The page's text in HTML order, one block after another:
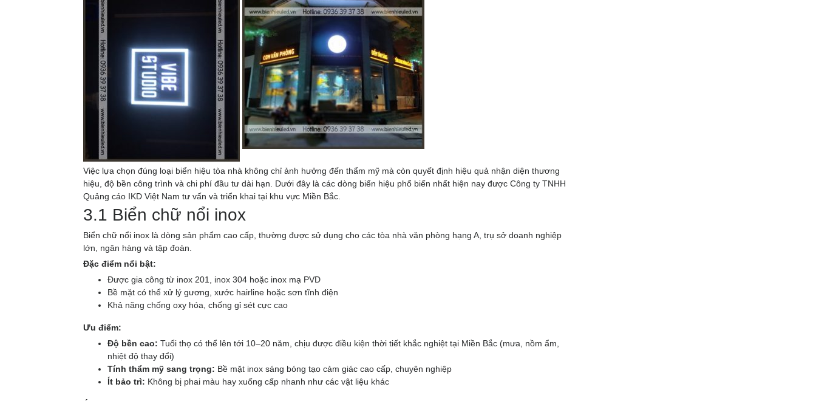
Việc lựa chọn đúng loại biển hiệu tòa nhà không chỉ ảnh hưởng đến thẩm mỹ mà còn quyết định hiệu quả nhận diện thương
hiệu, độ bền công trình và chi phí đầu tư dài hạn. Dưới đây là các dòng biển hiệu phổ biến nhất hiện nay được Công ty TNHH
Quảng cáo IKD Việt Nam tư vấn và triển khai tại khu vực Miền Bắc.
3.1 Biển chữ nổi inox
Biển chữ nổi inox là dòng sản phẩm cao cấp, thường được sử dụng cho các tòa nhà văn phòng hạng A, trụ sở doanh nghiệp
lớn, ngân hàng và tập đoàn.
Đặc điểm nổi bật:
Được gia công từ inox 201, inox 304 hoặc inox mạ PVD
Bề mặt có thể xử lý gương, xước hairline hoặc sơn tĩnh điện
Khả năng chống oxy hóa, chống gỉ sét cực cao
Ưu điểm:
Độ bền cao: Tuổi thọ có thể lên tới 10–20 năm, chịu được điều kiện thời tiết khắc nghiệt tại Miền Bắc (mưa, nồm ẩm,
nhiệt độ thay đổi)
Tính thẩm mỹ sang trọng: Bề mặt inox sáng bóng tạo cảm giác cao cấp, chuyên nghiệp
Ít bảo trì: Không bị phai màu hay xuống cấp nhanh như các vật liệu khác